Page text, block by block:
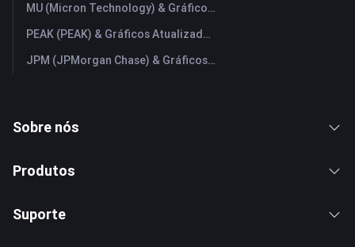
MU (Micron Technology) & Gráficos Atualizados em Tempo Real
PEAK (PEAK) & Gráficos Atualizados em Tempo Real
JPM (JPMorgan Chase) & Gráficos Atualizados em Tempo Real
Sobre nós
Produtos
Suporte